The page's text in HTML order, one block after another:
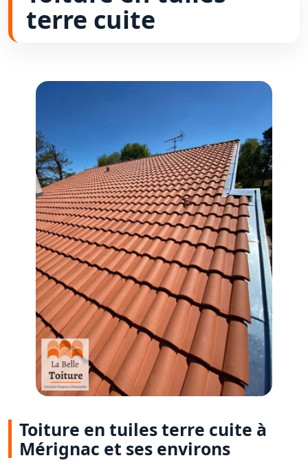
terre cuite
Toiture en tuiles terre cuite à
Mérignac et ses environs